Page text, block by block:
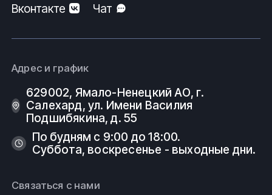
Вконтакте
Чат
Адрес и график
629002, Ямало-Ненецкий АО, г.
Салехард, ул. Имени Василия
Подшибякина, д. 55
По будням с 9:00 до 18:00.
Суббота, воскресенье - выходные дни.
Связаться с нами